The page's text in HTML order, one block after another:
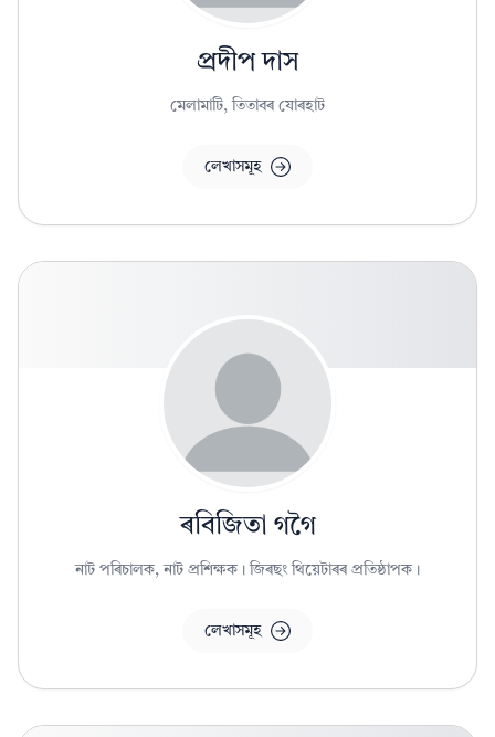
প্ৰদীপ দাস
মেলামাটি, তিতাবৰ যোৰহাট
লেখাসমূহ
ৰবিজিতা গগৈ
নাট পৰিচালক, নাট প্ৰশিক্ষক। জিৰছং থিয়েটাৰৰ প্ৰতিষ্ঠাপক।
লেখাসমূহ